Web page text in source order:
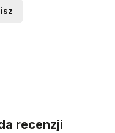
recenzji